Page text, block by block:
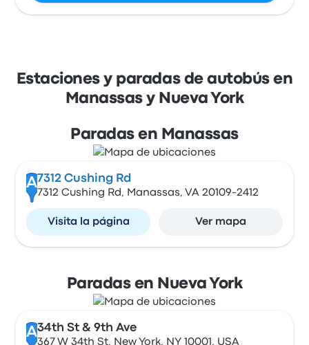
Estaciones y paradas de autobús en
Manassas y Nueva York
Paradas en Manassas
A7312 Cushing Rd
7312 Cushing Rd, Manassas, VA 20109-2412
Visita la página Ver mapa
Paradas en Nueva York
A34th St & 9th Ave
367 W 34th St, New York, NY 10001, USA